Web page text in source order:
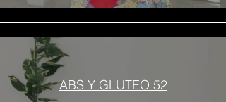
ABS Y GLUTEO 52